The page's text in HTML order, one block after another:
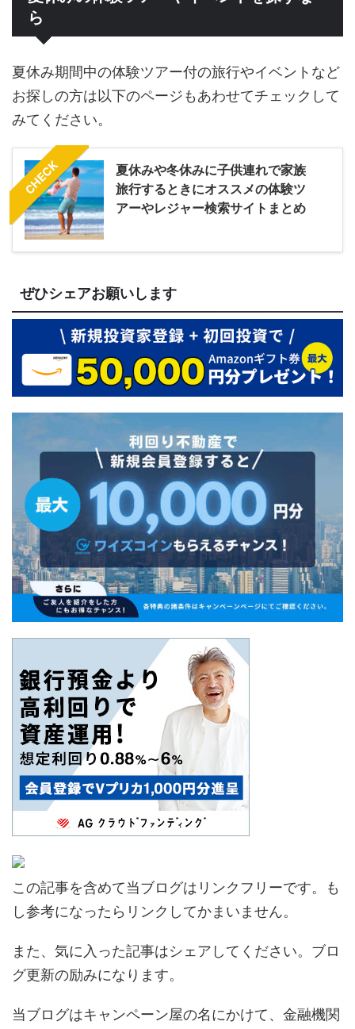
ら
夏休み期間中の体験ツアー付の旅行やイベントなど
お探しの方は以下のページもあわせてチェックして
みてください。
CHECK
夏休みや冬休みに子供連れで家族
旅行するときにオススメの体験ツ
アーやレジャー検索サイトまとめ
ぜひシェアお願いします
この記事を含めて当ブログはリンクフリーです。も
し参考になったらリンクしてかまいません。
また、気に入った記事はシェアしてください。ブロ
グ更新の励みになります。
当ブログはキャンペーン屋の名にかけて、金融機関